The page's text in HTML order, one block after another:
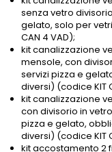
senza vetro
gelato, solo per
CAN 4 VAD);
kit canalizzazione
mensole, con
servizi pizza e
diversi) (codice KIT
kit canalizzazione
con divisorio in
pizza e gelato,
diversi) (codice KIT
kit accostamento 2